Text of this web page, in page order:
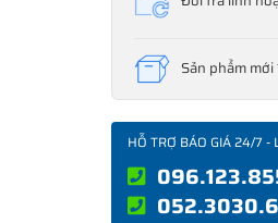
Sản phẩm
HỖ TRỢ BÁO GIÁ 24/7 -